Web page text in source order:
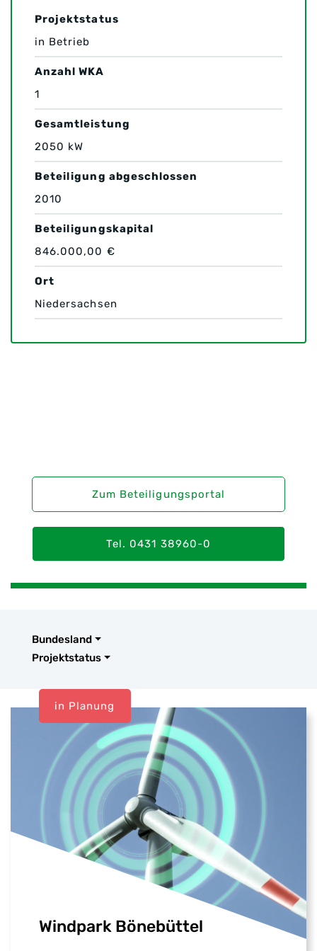
Zum Beteiligungsportal
Tel. 0431 38960-0
Projektstatus
in Betrieb
Anzahl WKA
1
Gesamtleistung
2050 kW
Beteiligung abgeschlossen
2010
Beteiligungskapital
846.000,00 €
Ort
Niedersachsen
Bundesland
Projektstatus
in Planung
Windpark Bönebüttel